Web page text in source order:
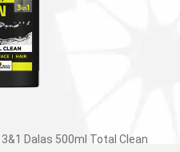
Dalas 500ml Total Clean